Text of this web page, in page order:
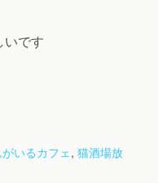
いです
いるカフェ, 猫酒場放